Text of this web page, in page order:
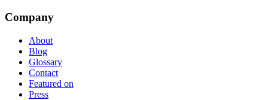
Company
About
Blog
Glossary
Contact
Featured on
Press